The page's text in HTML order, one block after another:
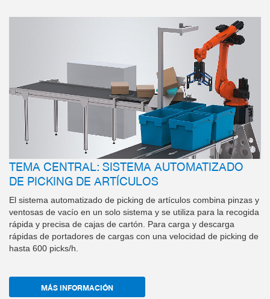
más
TEMA CENTRAL: SISTEMA AUTOMATIZADO
DE PICKING DE ARTÍCULOS
El sistema automatizado de picking de artículos combina pinzas y
ventosas de vacío en un solo sistema y se utiliza para la recogida
rápida y precisa de cajas de cartón. Para carga y descarga
rápidas de portadores de cargas con una velocidad de picking de
hasta 600 picks/h.
MÁS INFORMACIÓN